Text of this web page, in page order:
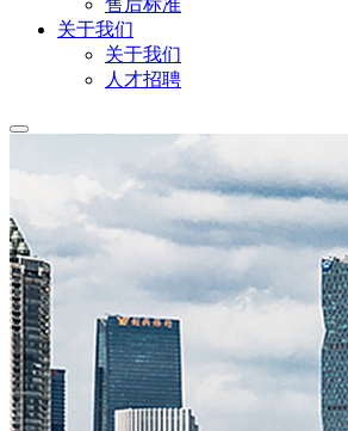
关于我们
关于我们
人才招聘